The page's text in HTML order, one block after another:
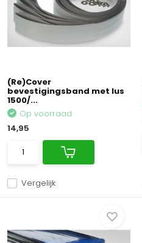
(Re)Cover
bevestigingsband met lus
1500/...
Vergelijk
Op voorraad
14,95